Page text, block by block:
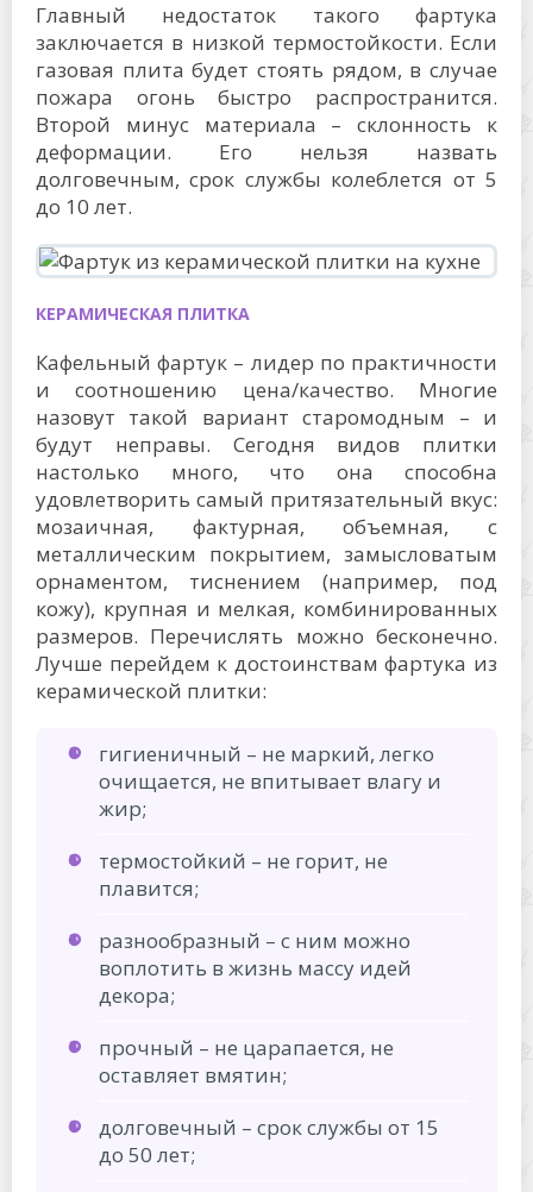
Главный недостаток такого фартука
заключается в низкой термостойкости. Если
газовая плита будет стоять рядом, в случае
пожара огонь быстро распространится.
Второй минус материала – склонность к
деформации. Его нельзя назвать
долговечным, срок службы колеблется от 5
до 10 лет.
КЕРАМИЧЕСКАЯ ПЛИТКА
Кафельный фартук – лидер по практичности
и соотношению цена/качество. Многие
назовут такой вариант старомодным – и
будут неправы. Сегодня видов плитки
настолько много, что она способна
удовлетворить самый притязательный вкус:
мозаичная, фактурная, объемная, с
металлическим покрытием, замысловатым
орнаментом, тиснением (например, под
кожу), крупная и мелкая, комбинированных
размеров. Перечислять можно бесконечно.
Лучше перейдем к достоинствам фартука из
керамической плитки:
гигиеничный – не маркий, легко
очищается, не впитывает влагу и
жир;
термостойкий – не горит, не
плавится;
разнообразный – с ним можно
воплотить в жизнь массу идей
декора;
прочный – не царапается, не
оставляет вмятин;
долговечный – срок службы от 15
до 50 лет;